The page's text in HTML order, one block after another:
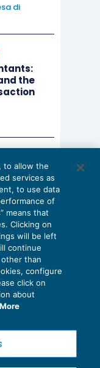
di
the
le
to allow the
services as
to use data
of
means that
Clicking on
will be left
continue
than
configure
click on
about
More